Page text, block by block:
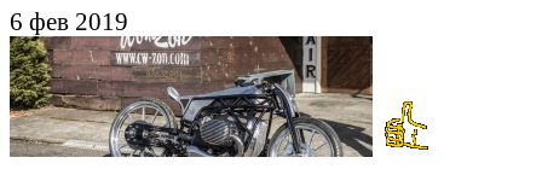
6 фев 2019